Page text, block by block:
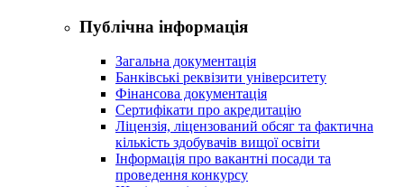
Публічна інформація
Загальна документація
Банківські реквізити університету
Фінансова документація
Сертифікати про акредитацію
Ліцензія, ліцензований обсяг та фактична
кількість здобувачів вищої освіти
Інформація про вакантні посади та
проведення конкурсу